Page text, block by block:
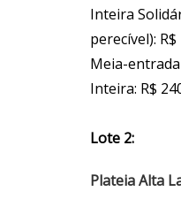
Inteira
perecível): R$
Meia-entrada
Inteira: R$
Lote 2:
Plateia Alta